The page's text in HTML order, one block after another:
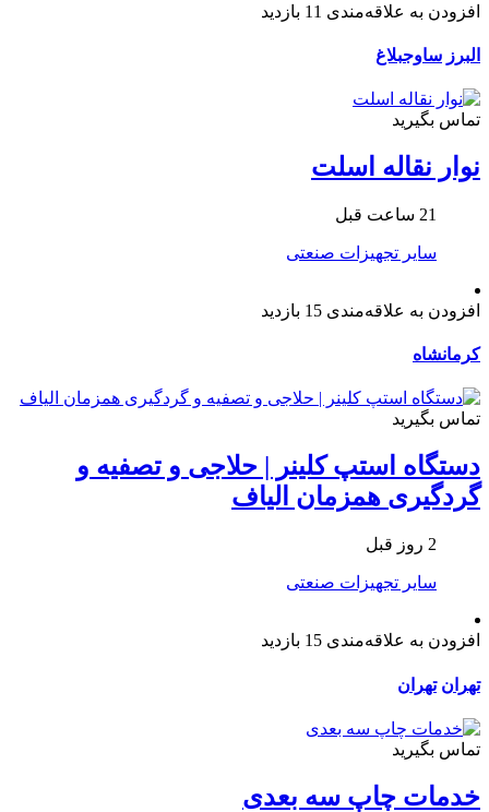
افزودن به علاقه‌مندی 11 بازدید
البرز ساوجبلاغ
تماس بگیرید
نوار نقاله اسلت
21 ساعت قبل
سایر تجهیزات صنعتی
افزودن به علاقه‌مندی 15 بازدید
کرمانشاه
تماس بگیرید
دستگاه استپ کلینر | حلاجی و تصفیه و
گردگیری همزمان الیاف
2 روز قبل
سایر تجهیزات صنعتی
افزودن به علاقه‌مندی 15 بازدید
تهران تهران
تماس بگیرید
خدمات چاپ سه بعدی